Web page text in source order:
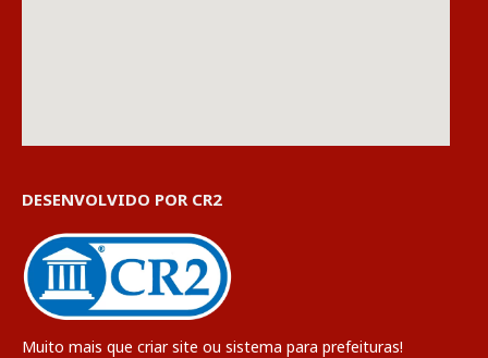
DESENVOLVIDO POR CR2
Muito mais que criar site ou sistema para prefeituras!